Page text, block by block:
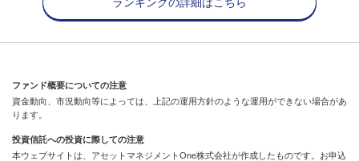
ファンド概要についての注意
資金動向、市況動向等によっては、上記の運用方針のような運用ができない場合があ
ります。
投資信託への投資に際しての注意
本ウェブサイトは、アセットマネジメントOne株式会社が作成したものです。お申込